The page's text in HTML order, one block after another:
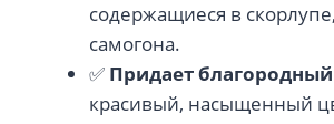
содержащиеся в
самогона.
✅ Придает
красивый, насыщенный